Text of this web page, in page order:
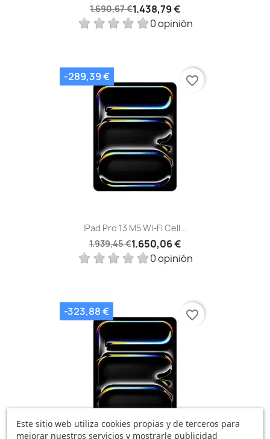
1.690,67 €1.438,79 €
0 opinión
IPad Pro 13 M5 Wi‑Fi Cell...
1.939,45 €1.650,06 €
0 opinión
-289,39 € favorite_border
-323,88 € favorite_border
Este sitio web utiliza cookies propias y de terceros para
mejorar nuestros servicios y mostrarle publicidad